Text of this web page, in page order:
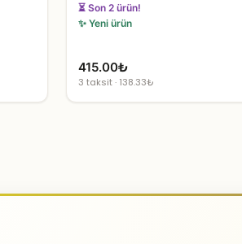
⏳ Son 2 ürün!
✨ Yeni ürün
415.00₺
3 taksit · 138.33₺